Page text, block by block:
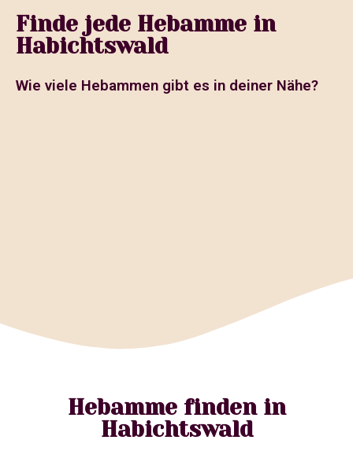
Finde jede Hebamme in
Habichtswald
Wie viele Hebammen gibt es in deiner Nähe?
Hebamme finden in
Habichtswald